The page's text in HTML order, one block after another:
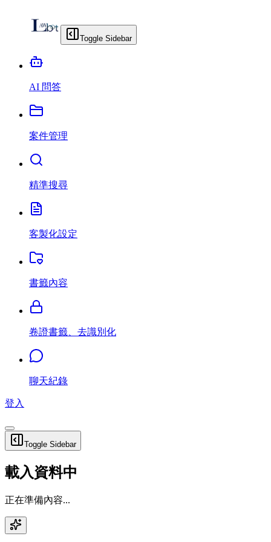
Toggle Sidebar
AI 問答
案件管理
精準搜尋
客製化設定
書籤內容
卷證書籤、去識別化
聊天紀錄
登入
Toggle Sidebar
載入資料中
正在準備內容...